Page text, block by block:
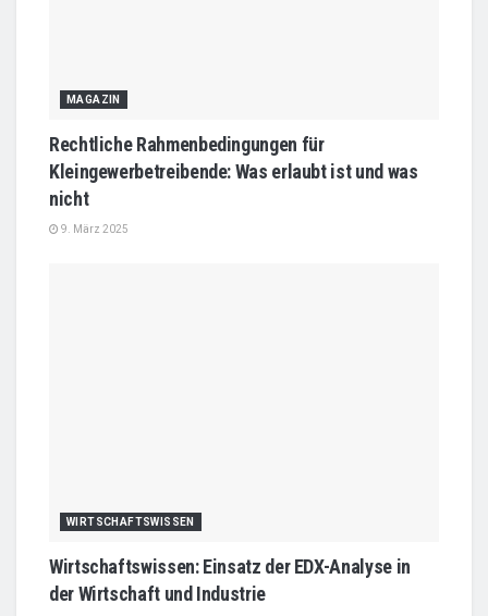
MAGAZIN
Rechtliche Rahmenbedingungen für
Kleingewerbetreibende: Was erlaubt ist und was
nicht
9. März 2025
WIRTSCHAFTSWISSEN
Wirtschaftswissen: Einsatz der EDX-Analyse in
der Wirtschaft und Industrie